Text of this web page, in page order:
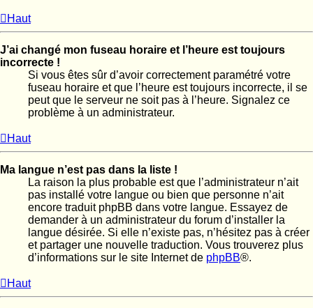
Haut
J’ai changé mon fuseau horaire et l’heure est toujours
incorrecte !
Si vous êtes sûr d’avoir correctement paramétré votre
fuseau horaire et que l’heure est toujours incorrecte, il se
peut que le serveur ne soit pas à l’heure. Signalez ce
problème à un administrateur.
Haut
Ma langue n’est pas dans la liste !
La raison la plus probable est que l’administrateur n’ait
pas installé votre langue ou bien que personne n’ait
encore traduit phpBB dans votre langue. Essayez de
demander à un administrateur du forum d’installer la
langue désirée. Si elle n’existe pas, n’hésitez pas à créer
et partager une nouvelle traduction. Vous trouverez plus
d’informations sur le site Internet de phpBB®.
Haut